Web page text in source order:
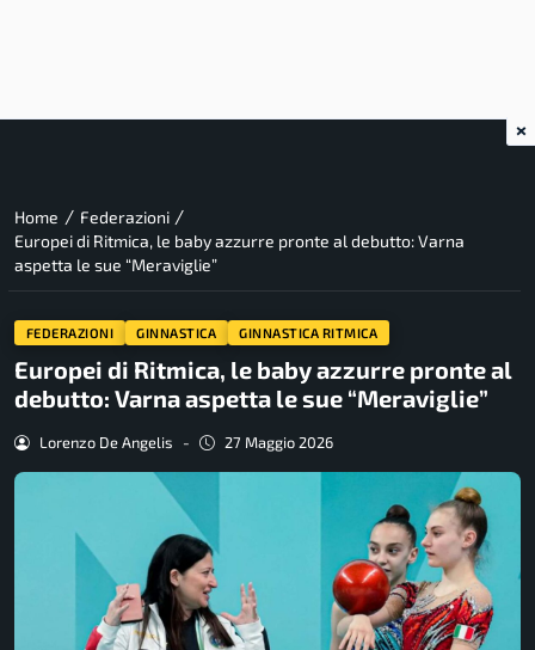
Home / Federazioni /
Europei di Ritmica, le baby azzurre pronte al debutto: Varna
aspetta le sue “Meraviglie”
FEDERAZIONI GINNASTICA GINNASTICA RITMICA
Europei di Ritmica, le baby azzurre pronte al
debutto: Varna aspetta le sue “Meraviglie”
Lorenzo De Angelis - 27 Maggio 2026
×